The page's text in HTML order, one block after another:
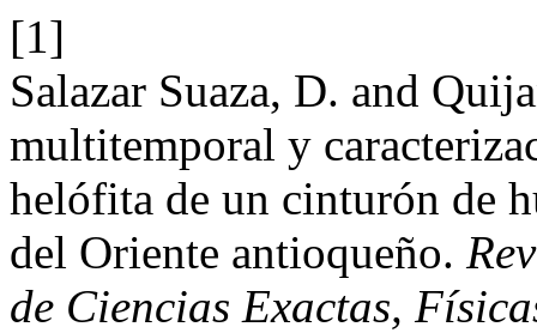
[1]
Salazar Suaza, D. and
multitemporal y
helófita de un cinturón de
del Oriente antioqueño.
de Ciencias Exactas,